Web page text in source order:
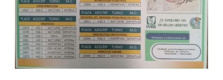
R
M
.
A